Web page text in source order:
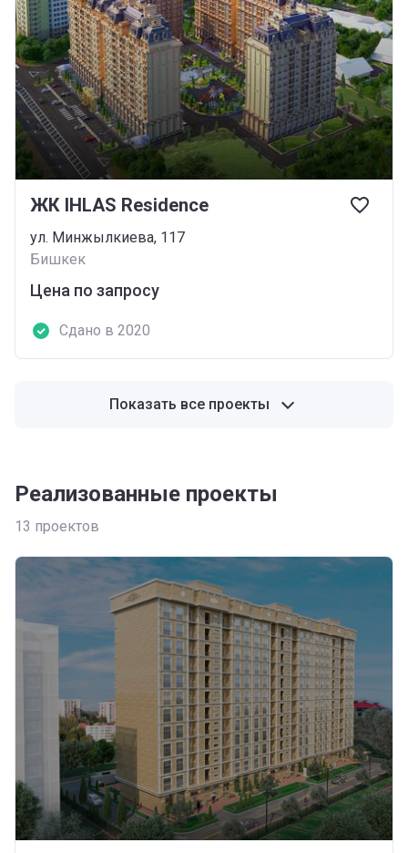
ЖК IHLAS Residence
ул. Минжылкиева, 117
Бишкек
Цена по запросу
Сдано в 2020
Показать все проекты
Реализованные проекты
13 проектов